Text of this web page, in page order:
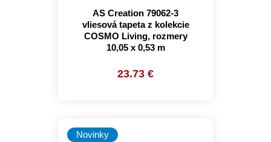
AS Creation 79062-3
vliesová tapeta z kolekcie
COSMO Living, rozmery
10,05 x 0,53 m
23.73 €
Novinky